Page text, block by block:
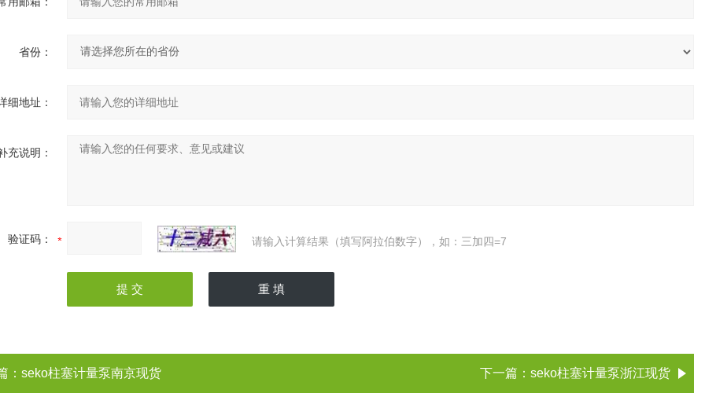
省份：
细地址：
充说明：
验证码： 请输入计算结果（填写阿拉伯数字），如：三加四=7
： seko柱塞计量泵南京现货 下一篇： seko柱塞计量泵浙江现货